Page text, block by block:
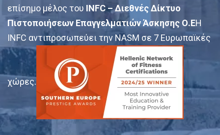
επίσημο μέλος του INFC – Διεθνές Δίκτυο
Πιστοποιήσεων Επαγγελματιών Άσκησης Ο.ΕΗ
INFC αντιπροσωπεύει την NASM σε 7 Ευρωπαϊκές
χώρες.